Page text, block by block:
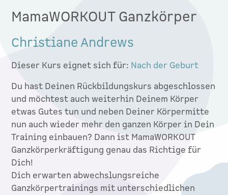
MamaWORKOUT Ganzkörper
Christiane Andrews
Dieser Kurs eignet sich für: Nach der Geburt
Du hast Deinen Rückbildungskurs abgeschlossen
und möchtest auch weiterhin Deinem Körper
etwas Gutes tun und neben Deiner Körpermitte
nun auch wieder mehr den ganzen Körper in Dein
Training einbauen? Dann ist MamaWORKOUT
Ganzkörperkräftigung genau das Richtige für
Dich!
​Dich erwarten abwechslungsreiche
Ganzkörpertrainings mit unterschiedlichen